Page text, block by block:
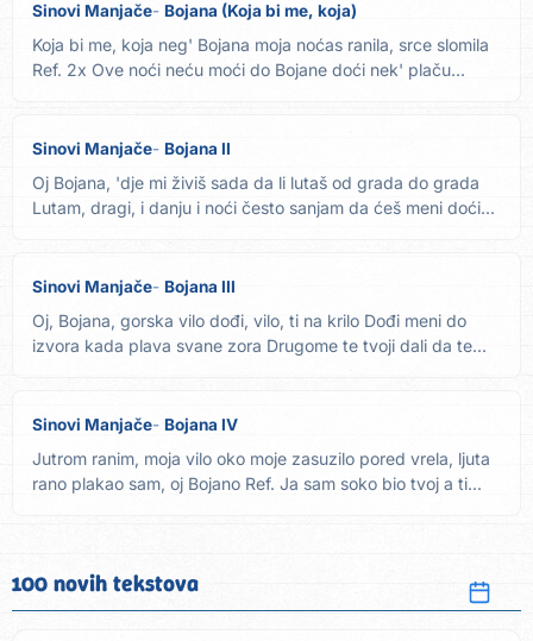
Sinovi Manjače Bojana (Koja bi me, koja)
Koja bi me, koja neg' Bojana moja noćas ranila, srce slomila
Ref. 2x Ove noći neću moći do Bojane doći nek' plaču...
Sinovi Manjače Bojana II
Oj Bojana, 'dje mi živiš sada da li lutaš od grada do grada
Lutam, dragi, i danju i noći često sanjam da ćeš meni doći...
Sinovi Manjače Bojana III
Oj, Bojana, gorska vilo dođi, vilo, ti na krilo Dođi meni do
izvora kada plava svane zora Drugome te tvoji dali da te...
Sinovi Manjače Bojana IV
Jutrom ranim, moja vilo oko moje zasuzilo pored vrela, ljuta
rano plakao sam, oj Bojano Ref. Ja sam soko bio tvoj a ti...
100 novih tekstova